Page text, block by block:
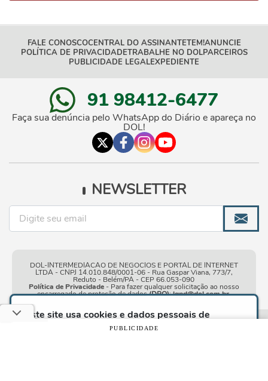
Este site usa cookies e dados pessoais de
acordo com os nossosTermos de Uso e Política
e, ao continuar navegando neste
FALE CONOSCOCENTRAL DO ASSINANTETEM!ANUNCIE
POLÍTICA DE PRIVACIDADETRABALHE NO DOLPARCEIROS
PUBLICIDADE LEGALEXPEDIENTE
91 98412-6477
Faça sua denúncia pelo WhatsApp do Diário e apareça no
DOL!
NEWSLETTER
DOL-INTERMEDIACAO DE NEGOCIOS E PORTAL DE INTERNET
LTDA - CNPJ 14.010.848/0001-06 - Rua Gaspar Viana, 773/7,
Reduto - Belém/PA - CEP 66.053-090
Política de Privacidade- Para fazer qualquer solicitação ao nosso
encarregado de proteção de dados(DPO):lgpd@dol.com.br.
| © Copyright 2010-2026 DOL - Diário
PUBLICIDADE